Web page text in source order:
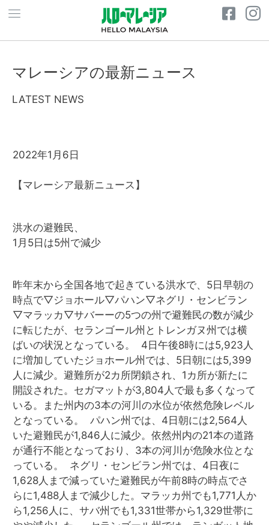
マレーシアの最新ニュース
LATEST NEWS
2022年1月6日
【マレーシア最新ニュース】
洪水の避難民、
1月5日は5州で減少
昨年末から全国各地で起きている洪水で、5日早朝の
時点で▽ジョホール▽パハン▽ネグリ・センビラン
▽マラッカ▽サバーーの5つの州で避難民の数が減少
に転じたが、セランゴール州とトレンガヌ州では横
ばいの状況となっている。 4日午後8時には5,923人
に増加していたジョホール州では、5日朝には5,399
人に減少。避難所が2カ所閉鎖され、1カ所が新たに
開設された。セガマットが3,804人で最も多くなって
いる。また州内の3本の河川の水位が依然危険レベル
となっている。 パハン州では、4日朝には2,564人
いた避難民が1,846人に減少。依然州内の21本の道路
が通行不能となっており、3本の河川が危険水位とな
っている。 ネグリ・センビラン州では、4日夜に
1,628人まで減っていた避難民が午前8時の時点でさ
らに1,488人まで減少した。マラッカ州でも1,771人か
ら1,256人に、サバ州でも1,331世帯から1,329世帯に